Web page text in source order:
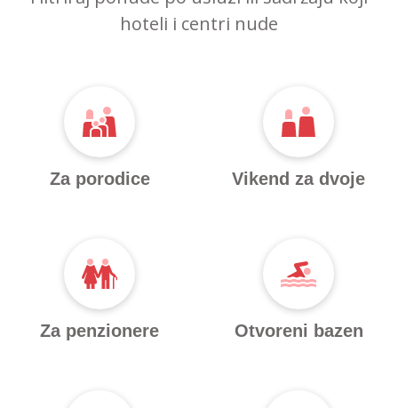
hoteli i centri nude
Za porodice Vikend za dvoje
Za penzionere Otvoreni bazen